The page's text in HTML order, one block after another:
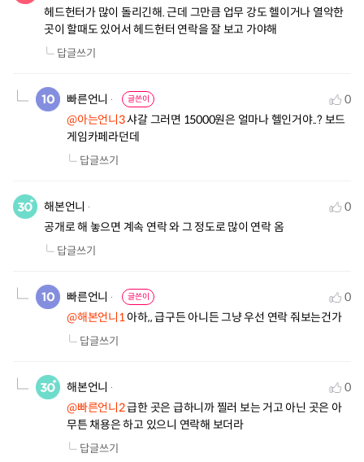
헤드헌터가 많이 돌리긴해. 근데 그만큼 업무 강도 헬이거나 열악한
곳이 할때도 있어서 헤드헌터 연락을 잘 보고 가야해
답글쓰기
빠른언니 글쓴이
0
@아는언니3 샤갈 그러면 15000원은 얼마나 헬인거야..? 보드
게임카페라던데
답글쓰기
해본언니
0
공개로 해 놓으면 계속 연락 와 그 정도로 많이 연락 옴
답글쓰기
빠른언니 글쓴이
0
@해본언니1 아하,, 급구든 아니든 그냥 우선 연락 줘보는건가
답글쓰기
해본언니
0
@빠른언니2 급한 곳은 급하니까 찔러 보는 거고 아닌 곳은 아
무튼 채용은 하고 있으니 연락해 보더라
답글쓰기